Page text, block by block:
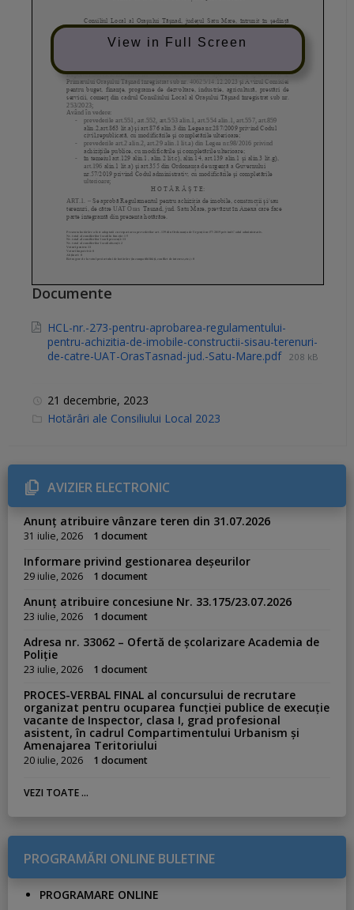
View in Full Screen
Documente
HCL-nr.-273-pentru-aprobarea-regulamentului-
pentru-achizitia-de-imobile-constructii-sisau-terenuri-
de-catre-UAT-OrasTasnad-jud.-Satu-Mare.pdf
208 kB
21 decembrie, 2023
C
r
i
e
s
Hotărâri ale Consiliului Local 2023
AVIZIER ELECTRONIC
Anunț atribuire vânzare teren din 31.07.2026
31 iulie, 2026 1 document
Informare privind gestionarea deșeurilor
29 iulie, 2026 1 document
Anunț atribuire concesiune Nr. 33.175/23.07.2026
23 iulie, 2026 1 document
Adresa nr. 33062 – Ofertă de școlarizare Academia de
Poliție
23 iulie, 2026 1 document
PROCES-VERBAL FINAL al concursului de recrutare
organizat pentru ocuparea funcției publice de execuție
vacante de Inspector, clasa I, grad profesional
asistent, în cadrul Compartimentului Urbanism și
Amenajarea Teritoriului
20 iulie, 2026 1 document
VEZI TOATE ...
PROGRAMĂRI ONLINE BULETINE
PROGRAMARE ONLINE